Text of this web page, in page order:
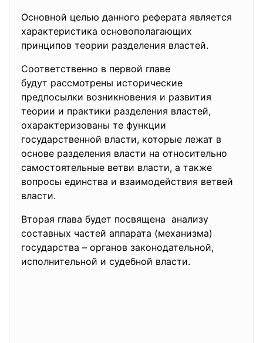
Основной целью данного реферата является
характеристика основополагающих
принципов теории разделения властей.
Соответственно в первой главе
будут рассмотрены исторические
предпосылки возникновения и развития
теории и практики разделения властей,
охарактеризованы те функции
государственной власти, которые лежат в
основе разделения власти на относительно
самостоятельные ветви власти, а также
вопросы единства и взаимодействия ветвей
власти.
Вторая глава будет посвящена анализу
составных частей аппарата (механизма)
государства – органов законодательной,
исполнительной и судебной власти.